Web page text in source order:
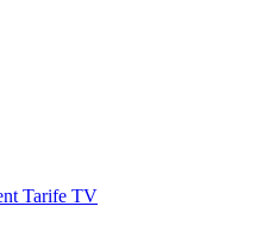
Tarife TV